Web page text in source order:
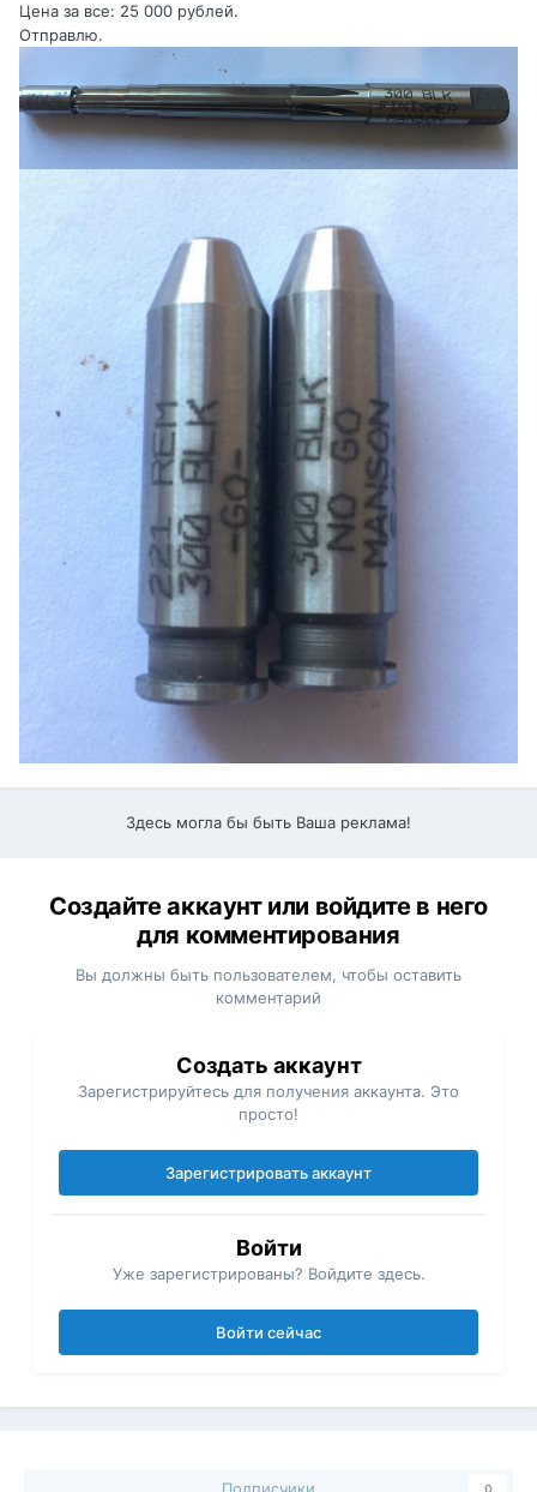
Цена за все: 25 000 рублей.
Отправлю.
Здесь могла бы быть Ваша реклама!
Создайте аккаунт или войдите в него
для комментирования
Вы должны быть пользователем, чтобы оставить
комментарий
Создать аккаунт
Зарегистрируйтесь для получения аккаунта. Это
просто!
Зарегистрировать аккаунт
Войти
Уже зарегистрированы? Войдите здесь.
Войти сейчас
0